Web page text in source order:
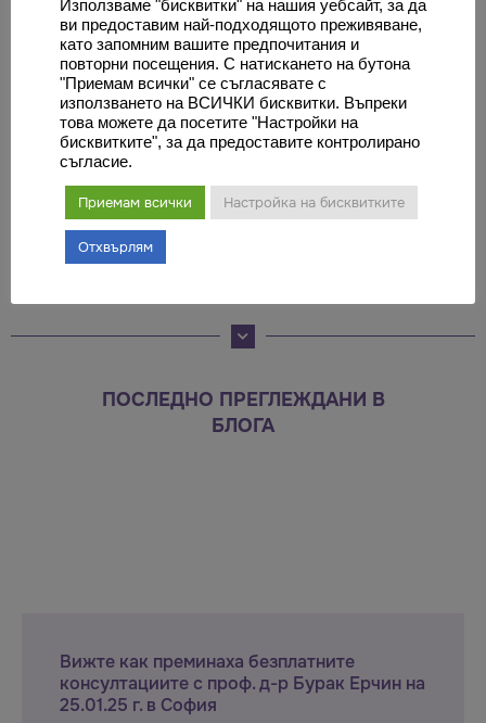
Онкология, това е клон на
медицината, посветен на
диагностиката, лечението и
изследването на всички видове
рак.
Оставете коментар
Трябва давлезете, за да публикувате коментар.
ПОСЛЕДНО ПРЕГЛЕЖДАНИ В
БЛОГА
Вижте как преминаха безплатните
консултациите с проф. д-р Бурак Ерчин на
25.01.25 г. в София
Използваме "бисквитки" на нашия уебсайт, за да
ви предоставим най-подходящото преживяване,
като запомним вашите предпочитания и
повторни посещения. С натискането на бутона
"Приемам всички" се съгласявате с
използването на ВСИЧКИ бисквитки. Въпреки
това можете да посетите "Настройки на
бисквитките", за да предоставите контролирано
съгласие.
Приемам всички Настройка на бисквитките
Отхвърлям